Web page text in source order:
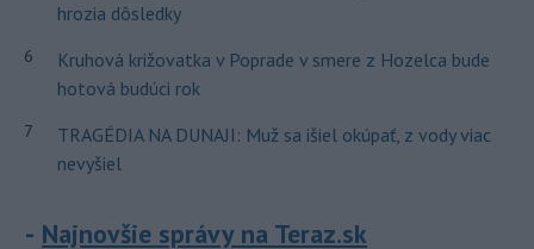
hrozia dôsledky
6
Kruhová križovatka v Poprade v smere z Hozelca bude
hotová budúci rok
7
TRAGÉDIA NA DUNAJI: Muž sa išiel okúpať, z vody viac
nevyšiel
Najnovšie správy na Teraz.sk